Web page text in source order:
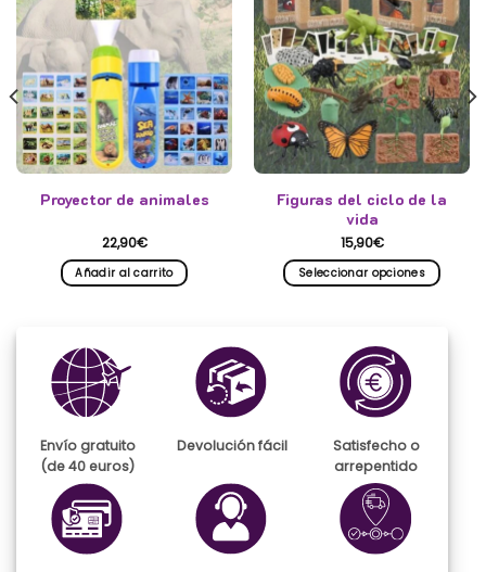
Proyector de animales
22,90€
Añadir al carrito
Figuras del ciclo de la
vida
15,90€
Seleccionar opciones
múltiples
variantes.
Las
opciones
se
pueden
elegir
en
la
página
Envío gratuito
(de 40 euros)
Devolución fácil
Satisfecho o
arrepentido